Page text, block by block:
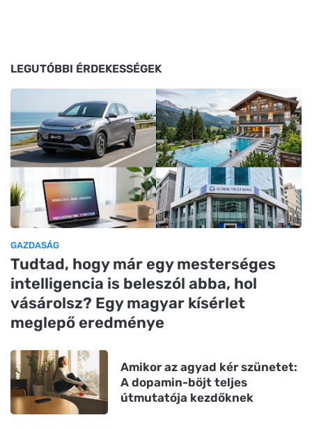
LEGUTÓBBI ÉRDEKESSÉGEK
GAZDASÁG
Tudtad, hogy már egy mesterséges
intelligencia is beleszól abba, hol
vásárolsz? Egy magyar kísérlet
meglepő eredménye
Amikor az agyad kér szünetet:
A dopamin-böjt teljes
útmutatója kezdőknek